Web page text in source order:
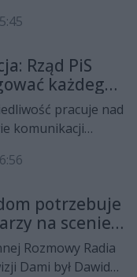
wyborach.
Rząd PiS
każdego
pracuje nad
komunikacji
do wiadomości
czy poczcie
potrzebuje
na scenie
Rozmowy Radia
Dami był Dawid